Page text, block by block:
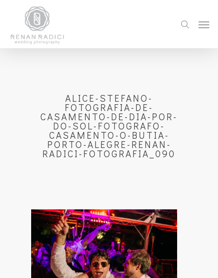
ALICE-STEFANO-
FOTOGRAFIA-DE-
CASAMENTO-DE-DIA-POR-
DO-SOL-FOTOGRAFO-
CASAMENTO-O-BUTIA-
PORTO-ALEGRE-RENAN-
RADICI-FOTOGRAFIA_090